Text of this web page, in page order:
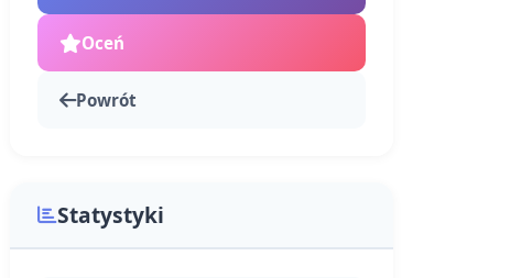
Oceń
Powrót
Statystyki